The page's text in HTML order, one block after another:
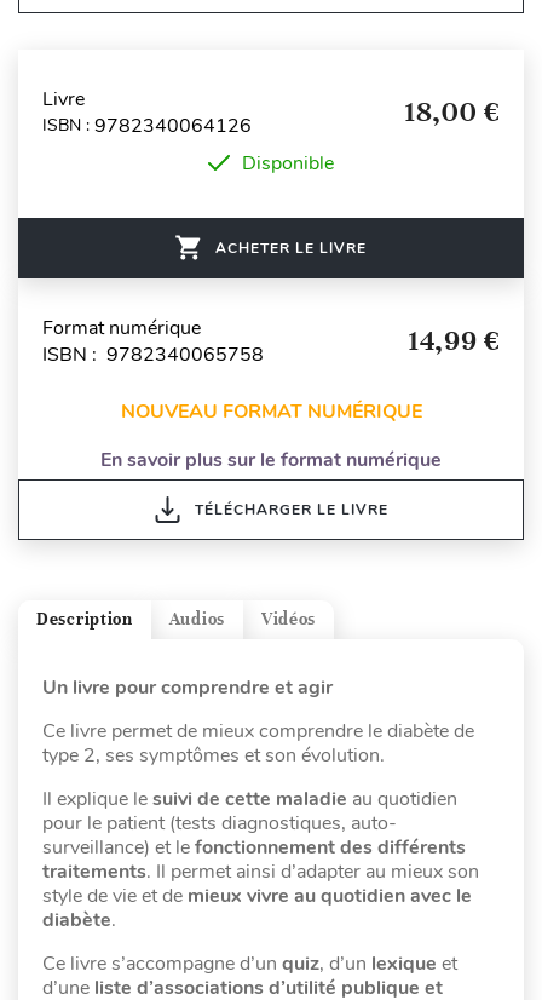
Livre
ISBN : 9782340064126 18,00 €
Disponible
ACHETER LE LIVRE
Format numérique
ISBN : 9782340065758
14,99 €
NOUVEAU FORMAT NUMÉRIQUE
En savoir plus sur le format numérique
TÉLÉCHARGER LE LIVRE
Vidéos
Audios
Description
Un livre pour comprendre et agir
Ce livre permet de mieux comprendre le diabète de
type 2, ses symptômes et son évolution.
Il explique lesuivi de cette maladie au quotidien
pour le patient (tests diagnostiques, auto-
surveillance) et lefonctionnement des différents
traitements. Il permet ainsi d’adapter au mieux son
style de vie et de mieux vivre au quotidien avec le
diabète.
Ce livre s’accompagne d’un quiz, d’un lexique et
d’une liste d’associations d’utilité publique et